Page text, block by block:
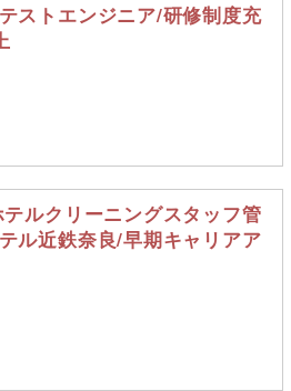
ストエンジニア/研修制度充
テルクリーニングスタッフ管
ル近鉄奈良/早期キャリアア